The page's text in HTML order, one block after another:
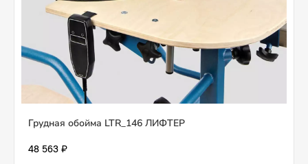
Грудная обойма LTR_146 ЛИФТЕР
48 563 ₽